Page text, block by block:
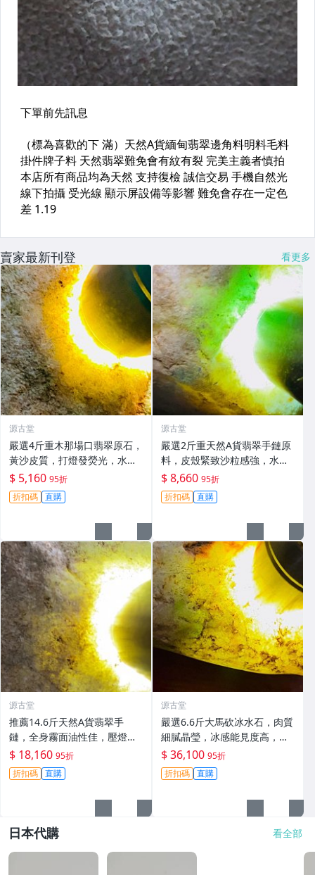
賣家最新刊登 看更多
源古堂
嚴選4斤重木那場口翡翠原石，
黃沙皮質，打燈發熒光，水頭
優異種水足，料子厚重，形體
端正，適合製作手鐲，天然A
貨未加工，可檢測代工，支持
$ 5,160 95折
折扣碼 直購
源古堂
嚴選2斤重天然A貨翡翠手鏈原
料，皮殼緊致沙粒感強，水頭
極佳種水足，適合鑲嵌掛件或
雕刻創作#翡翠 #天然翡翠 #原
石
$ 8,660 95折
折扣碼 直購
源古堂
推薦14.6斤天然A貨翡翠手
鏈，全身霧面油性佳，壓燈水
長起冰，適合收藏與把玩。 翡
翠 天然翡翠 A貨翡翠玉石
$ 18,160 95折
折扣碼 直購
源古堂
嚴選6.6斤大馬砍冰水石，肉質
細膩晶瑩，冰感能見度高，螢
光璀璨奪目，推薦直接收藏。
冰水石 翡翠 A貨 玉石
$ 36,100 95折
折扣碼 直購
日本代購 看全部